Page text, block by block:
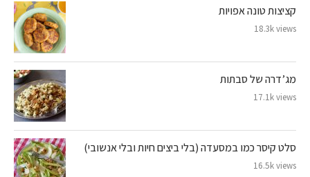
קציצות טונה אפויות
18.3k views
מג’דרה של סבתות
17.1k views
סלט קיסר כמו במסעדה (בלי ביצים חיות ובלי אנשובי)
16.5k views